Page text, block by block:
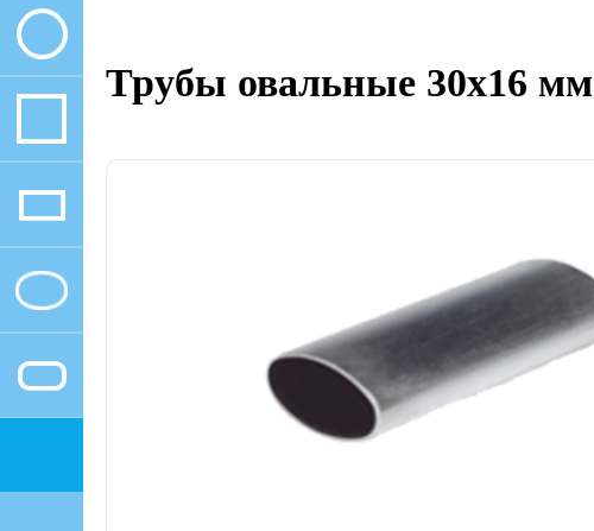
Трубы овальные 30х16 мм